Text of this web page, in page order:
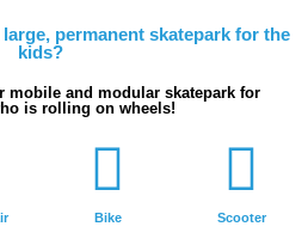
permanent skatepark for the
kids?
mobile and modular skatepark for
is rolling on wheels!
Bike Scooter